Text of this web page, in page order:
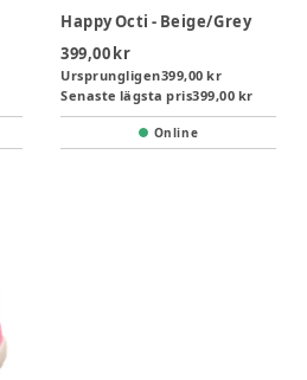
Happy Octi - Beige/Grey
399,00 kr
Ursprungligen399,00 kr
Senaste lägsta pris399,00 kr
Online